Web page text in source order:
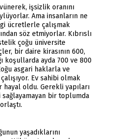
işsizlik oranını
Ama insanların ne
ücretlerle çalışmak
söz etmiyorlar. Kıbrıslı
çoğu üniversite
bir daire kirasının 600,
koşullarda ayda 700 ve 800
asgari haklarla ve
Ev sahibi olmak
hayal oldu. Gerekli yapıları
bir toplumda
yaşadıklarını